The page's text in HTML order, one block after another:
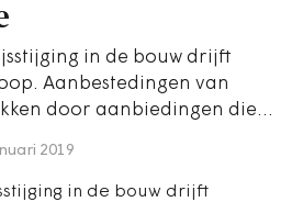
in de bouw drijft
Aanbestedingen van
door aanbiedingen die…
2019
in de bouw drijft